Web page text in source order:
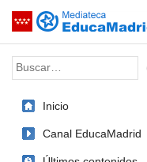
Saltar navegación
Palabra o frase:
Inicio
Canal EducaMadrid